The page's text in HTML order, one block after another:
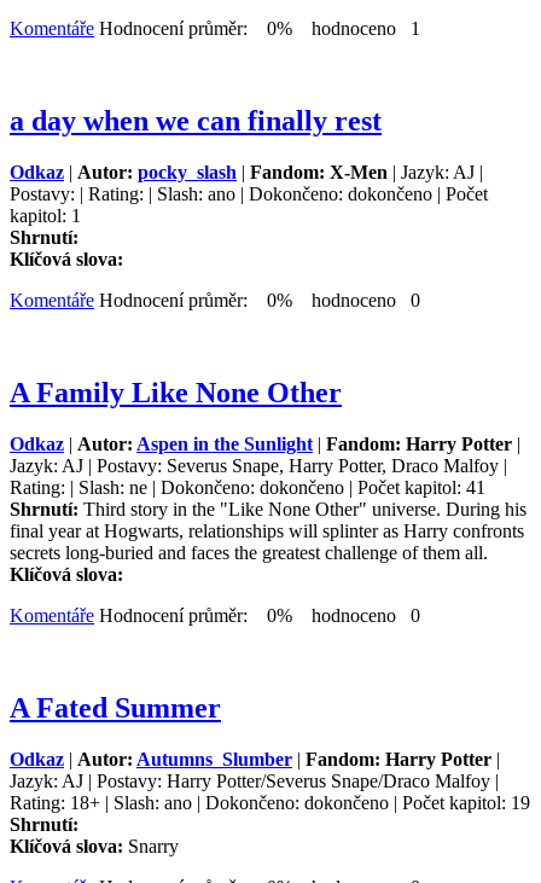
Komentáře Hodnocení průměr: 0% hodnoceno 1
a day when we can finally rest
Odkaz | Autor: pocky_slash | Fandom: X-Men | Jazyk: AJ |
Postavy: | Rating: | Slash: ano | Dokončeno: dokončeno | Počet
kapitol: 1
Shrnutí:
Klíčová slova:
Komentáře Hodnocení průměr: 0% hodnoceno 0
A Family Like None Other
Odkaz | Autor: Aspen in the Sunlight | Fandom: Harry Potter |
Jazyk: AJ | Postavy: Severus Snape, Harry Potter, Draco Malfoy |
Rating: | Slash: ne | Dokončeno: dokončeno | Počet kapitol: 41
Shrnutí: Third story in the "Like None Other" universe. During his
final year at Hogwarts, relationships will splinter as Harry confronts
secrets long-buried and faces the greatest challenge of them all.
Klíčová slova:
Komentáře Hodnocení průměr: 0% hodnoceno 0
A Fated Summer
Odkaz | Autor: Autumns_Slumber | Fandom: Harry Potter |
Jazyk: AJ | Postavy: Harry Potter/Severus Snape/Draco Malfoy |
Rating: 18+ | Slash: ano | Dokončeno: dokončeno | Počet kapitol: 19
Shrnutí:
Klíčová slova: Snarry